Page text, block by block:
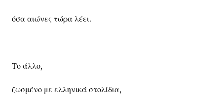
όσα αιώνες τώρα λέει.
Το άλλο,
ζωσμένο με ελληνικά στολίδια,